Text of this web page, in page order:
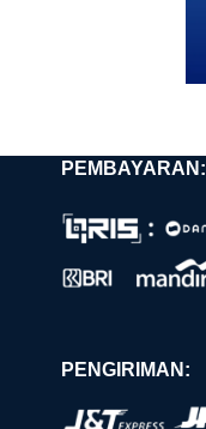
PEMBAYARAN:
PENGIRIMAN: